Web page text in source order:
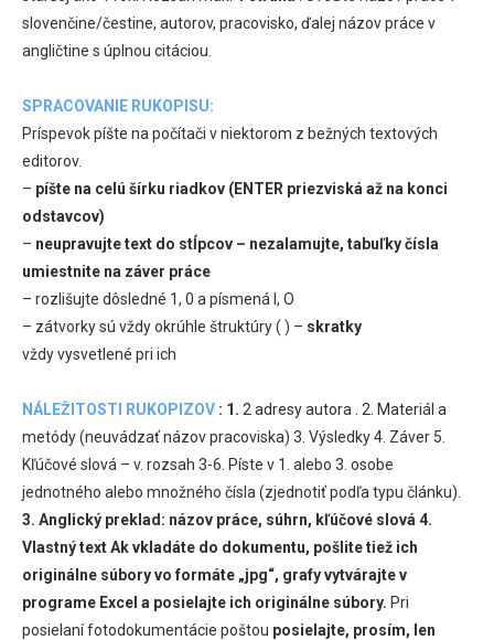
slovenčine/čestine, autorov, pracovisko, ďalej názov práce v
angličtine s úplnou citáciou.
SPRACOVANIE RUKOPISU:
Príspevok píšte na počítači v niektorom z bežných textových
editorov.
– píšte na celú šírku riadkov (ENTER priezviská až na konci
odstavcov)
– neupravujte text do stĺpcov – nezalamujte, tabuľky čísla
umiestnite na záver práce
– rozlišujte dôsledné 1, 0 a písmená l, O
– zátvorky sú vždy okrúhle štruktúry ( ) – skratky
vždy vysvetlené pri ich
NÁLEŽITOSTI RUKOPIZOV : 1. 2 adresy autora . 2. Materiál a
metódy (neuvádzať názov pracoviska) 3. Výsledky 4. Záver 5.
Kľúčové slová – v. rozsah 3-6. Píste v 1. alebo 3. osobe
jednotného alebo množného čísla (zjednotiť podľa typu článku).
3. Anglický preklad: názov práce, súhrn, kľúčové slová 4.
Vlastný textAk vkladáte do dokumentu, pošlite tiež ich
originálne súbory vo formáte „jpg“, grafy vytvárajte v
programe Excel a posielajte ich originálne súbory. Pri
posielaní fotodokumentácie poštou posielajte, prosím, len